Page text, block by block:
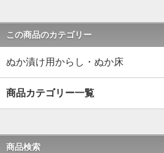
この商品のカテゴリー
ぬか漬け用からし・ぬか床
商品カテゴリー一覧
商品検索